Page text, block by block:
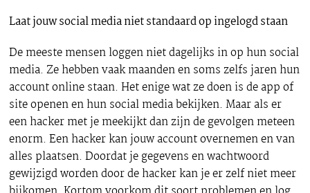
Laat jouw social media niet standaard op ingelogd staan
De meeste mensen loggen niet dagelijks in op hun social
media. Ze hebben vaak maanden en soms zelfs jaren hun
account online staan. Het enige wat ze doen is de app of
site openen en hun social media bekijken. Maar als er
een hacker met je meekijkt dan zijn de gevolgen meteen
enorm. Een hacker kan jouw account overnemen en van
alles plaatsen. Doordat je gegevens en wachtwoord
gewijzigd worden door de hacker kan je er zelf niet meer